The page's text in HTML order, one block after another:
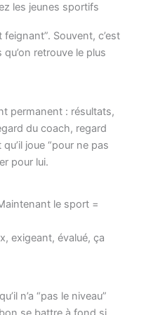
les jeunes sportifs
Souvent, c’est
retrouve le plus
permanent : résultats,
du coach, regard
joue “pour ne pas
pour lui.
le sport =
exigeant, évalué, ça
n’a “pas le niveau”